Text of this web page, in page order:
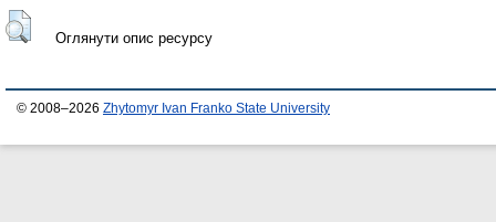
Оглянути опис ресурсу
© 2008–2026 Zhytomyr Ivan Franko State University